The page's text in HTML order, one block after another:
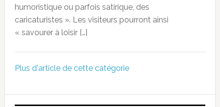
humoristique ou parfois satirique, des
caricaturistes ». Les visiteurs pourront ainsi
« savourer à loisir […]
Plus d'article de cette catégorie